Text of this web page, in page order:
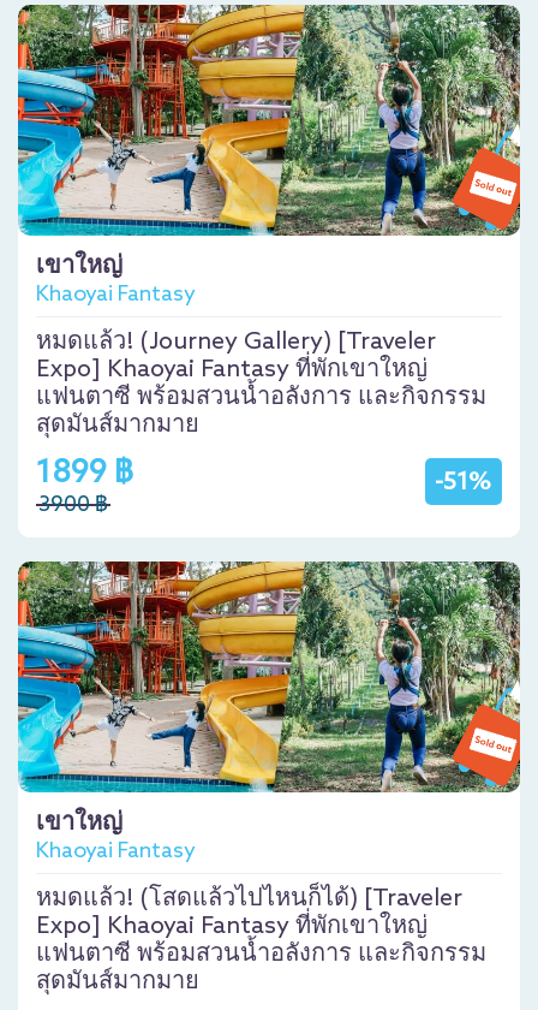
เขาใหญ่
Khaoyai Fantasy
หมดแล้ว! (Journey Gallery) [Traveler
Expo] Khaoyai Fantasy ที่พักเขาใหญ่
แฟนตาซี พร้อมสวนน้ำอลังการ และกิจกรรม
สุดมันส์มากมาย
-51%
1899 ฿
3900 ฿
เขาใหญ่
Khaoyai Fantasy
หมดแล้ว! (โสดแล้วไปไหนก็ได้) [Traveler
Expo] Khaoyai Fantasy ที่พักเขาใหญ่
แฟนตาซี พร้อมสวนน้ำอลังการ และกิจกรรม
สุดมันส์มากมาย